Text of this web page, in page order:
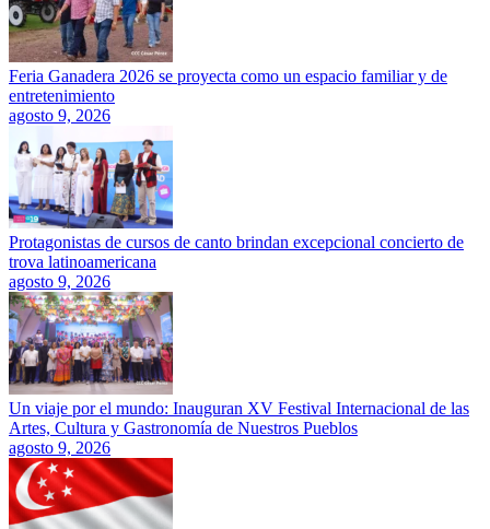
Feria Ganadera 2026 se proyecta como un espacio familiar y de
entretenimiento
agosto 9, 2026
Protagonistas de cursos de canto brindan excepcional concierto de
trova latinoamericana
agosto 9, 2026
Un viaje por el mundo: Inauguran XV Festival Internacional de las
Artes, Cultura y Gastronomía de Nuestros Pueblos
agosto 9, 2026